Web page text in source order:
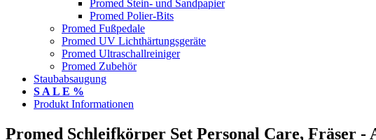
Promed Stein- und Sandpapier
Promed Polier-Bits
Promed Fußpedale
Promed UV Lichthärtungsgeräte
Promed Ultraschallreiniger
Promed Zubehör
Staubabsaugung
S A L E %
Produkt Informationen
Promed Schleifkörper Set Personal Care, Fräser -